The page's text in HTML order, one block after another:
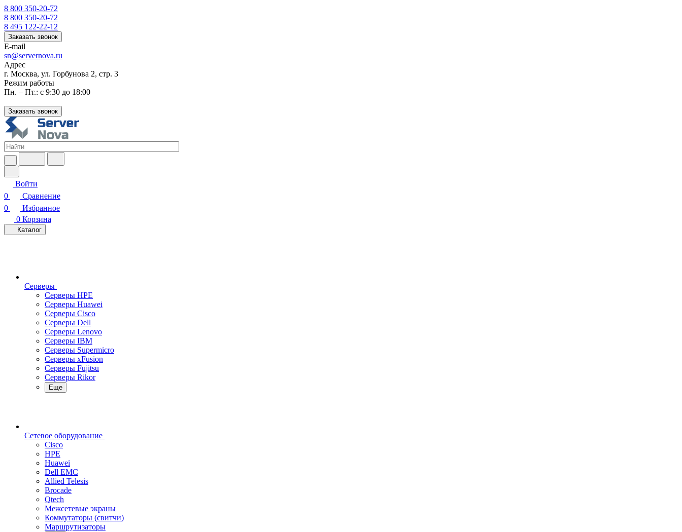
8 800 350-20-72
8 800 350-20-72
8 495 122-22-12
Заказать звонок
E-mail
sn@servernova.ru
Адрес
г. Москва, ул. Горбунова 2, стр. 3
Режим работы
Пн. – Пт.: с 9:30 до 18:00
Заказать звонок
Войти
0
Сравнение
0
Избранное
0 Корзина
Каталог
Серверы
Серверы HPE
Серверы Huawei
Серверы Cisco
Серверы Dell
Серверы Lenovo
Серверы IBM
Серверы Supermicro
Серверы xFusion
Серверы Fujitsu
Серверы Rikor
Еще
Сетевое оборудование
Cisco
HPE
Huawei
Dell EMC
Allied Telesis
Brocade
Qtech
Межсетевые экраны
Коммутаторы (свитчи)
Маршрутизаторы